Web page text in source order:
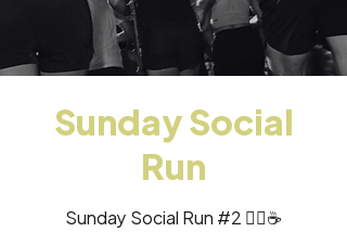
Sunday Social
Run
Sunday Social Run #2 🏃‍♂️☕